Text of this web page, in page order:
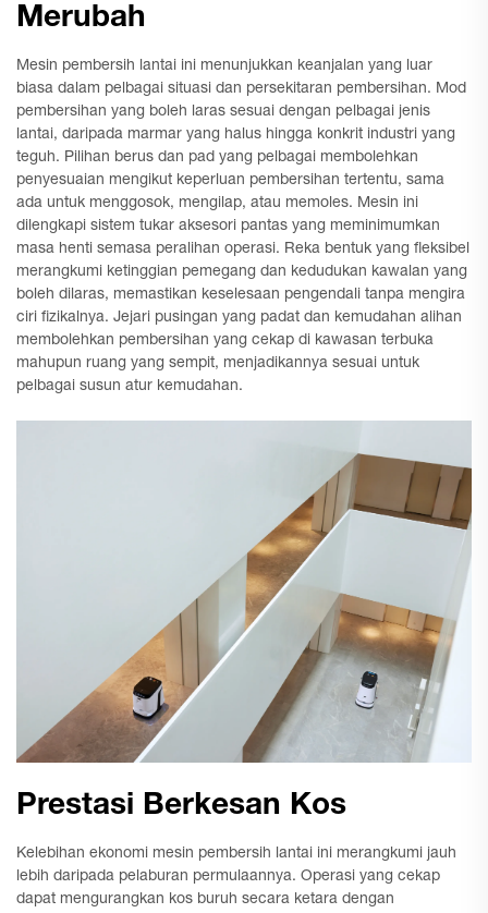
Merubah
Mesin pembersih lantai ini menunjukkan keanjalan yang luar
biasa dalam pelbagai situasi dan persekitaran pembersihan. Mod
pembersihan yang boleh laras sesuai dengan pelbagai jenis
lantai, daripada marmar yang halus hingga konkrit industri yang
teguh. Pilihan berus dan pad yang pelbagai membolehkan
penyesuaian mengikut keperluan pembersihan tertentu, sama
ada untuk menggosok, mengilap, atau memoles. Mesin ini
dilengkapi sistem tukar aksesori pantas yang meminimumkan
masa henti semasa peralihan operasi. Reka bentuk yang fleksibel
merangkumi ketinggian pemegang dan kedudukan kawalan yang
boleh dilaras, memastikan keselesaan pengendali tanpa mengira
ciri fizikalnya. Jejari pusingan yang padat dan kemudahan alihan
membolehkan pembersihan yang cekap di kawasan terbuka
mahupun ruang yang sempit, menjadikannya sesuai untuk
pelbagai susun atur kemudahan.
Prestasi Berkesan Kos
Kelebihan ekonomi mesin pembersih lantai ini merangkumi jauh
lebih daripada pelaburan permulaannya. Operasi yang cekap
dapat mengurangkan kos buruh secara ketara dengan